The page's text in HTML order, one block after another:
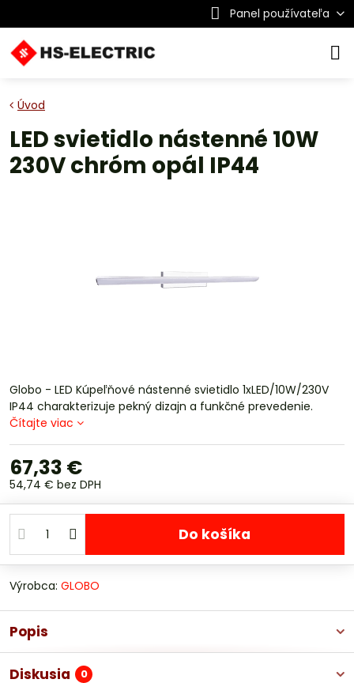
Panel používateľa
Úvod
LED svietidlo nástenné 10W
230V chróm opál IP44
Globo - LED Kúpeľňové nástenné svietidlo 1xLED/10W/230V
IP44 charakterizuje pekný dizajn a funkčné prevedenie.
Čítajte viac
67,33 €
54,74 € bez DPH
Do košíka
Výrobca: GLOBO
Popis
Diskusia 0